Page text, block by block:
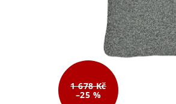
1 678 Kč
–25 %